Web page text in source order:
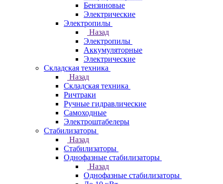
Бензиновые
Электрические
Электропилы
Назад
Электропилы
Аккумуляторные
Электрические
Складская техника
Назад
Складская техника
Ричтраки
Ручные гидравлические
Самоходные
Электроштабелеры
Стабилизаторы
Назад
Стабилизаторы
Однофазные стабилизаторы
Назад
Однофазные стабилизаторы